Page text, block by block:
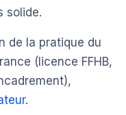
solide.
de la pratique du
(licence FFHB,
.